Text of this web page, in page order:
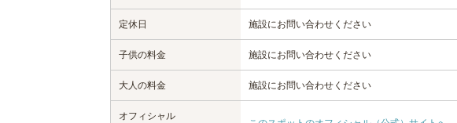
定休日 施設にお問い合わせください
子供の料金 施設にお問い合わせください
大人の料金 施設にお問い合わせください
オフィシャル